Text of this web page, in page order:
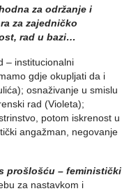
za održanje i
za zajedničko
rad u bazi…
– institucionalni
gdje okupljati da i
osnaživanje u smislu
rad (Violeta);
potom iskrenost u
angažman, negovanje
prošlošću – feministički
za nastavkom i